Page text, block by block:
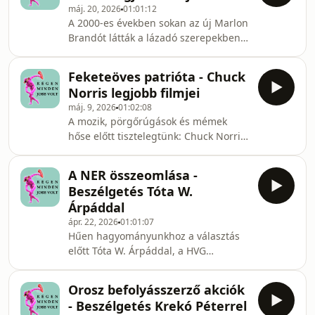
&quot;Hoffa&quot; - visszatérő USA-
szakértőnkkel, Paár Ádámmal.A
beszélgetés résztvevői:Balázsy
IstvánCsunderlik PéterLaska PálPaár
ÁdámA Régen minden jobb volt a
Tilos Rádió történelmi-popkulturális
műsora:htt
máj. 20, 202601:01:12
A 2000-es években sokan az új Marlon
Brandót látták a lázadó szerepekben
emlékezetes filmekben játszott le
mindenkit, mint Joel Schumacher
fülledt thrillerje, &quot;A fülke&quot;,
de hidrogénezett hajú Nagy
Sándorként is láthattuk Oliver Stone
2004-es eposzában, amely a világot
előrehajtó, kozmopolita
toleranciazsarnokot ünnepel
Feketeöves patrióta - Chuck
Norris legjobb filmjei
máj. 9, 202601:02:08
A mozik, pörgőrúgások és mémek
hőse előtt tisztelegtünk: Chuck Norris
hogy találkozzon vele. Adásunkban
végigfutottuk a karatebajnok-
akciósztár karrierjét és felidéztük
legemlékezetesebb filmjeit. A kiugrást
az akkor már befutott Lee „A Sárkány
útja” című filmje jelentette 1972-ben,
a Colosseumban játszódó tízperces
cunami után
A NER összeomlása -
Beszélgetés Tóta W.
Árpáddal
ápr. 22, 202601:01:07
Hűen hagyományunkhoz a választás
előtt Tóta W. Árpáddal, a HVG
legutolsó Orbán-kormány négy évét,
értékeltük a kampányt és latolgattuk
Orosz befolyásszerző akciók
- Beszélgetés Krekó Péterrel